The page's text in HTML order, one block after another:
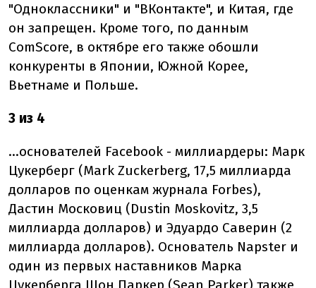
"Одноклассники" и "ВКонтакте", и Китая, где
он запрещен. Кроме того, по данным
ComScore, в октябре его также обошли
конкуренты в Японии, Южной Корее,
Вьетнаме и Польше.
3 из 4
...основателей Facebook - миллиардеры: Марк
Цукерберг (Mark Zuckerberg, 17,5 миллиарда
долларов по оценкам журнала Forbes),
Дастин Московиц (Dustin Moskovitz, 3,5
миллиарда долларов) и Эдуардо Саверин (2
миллиарда долларов). Основатель Napster и
один из первых наставников Марка